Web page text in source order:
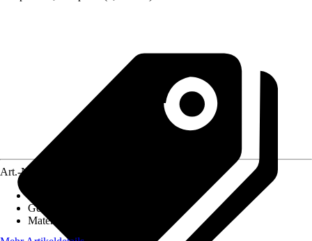
Art.-Nr.
Geeignet für
Material